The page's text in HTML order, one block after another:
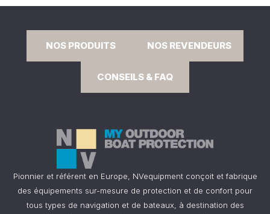
NOS PRODUITS NOS REVENDEURS
CONSEILS & FAQ
Pionnier et référent en Europe, NVequipment conçoit et fabrique
des équipements sur-mesure de protection et de confort pour
tous types de navigation et de bateaux, à destination des